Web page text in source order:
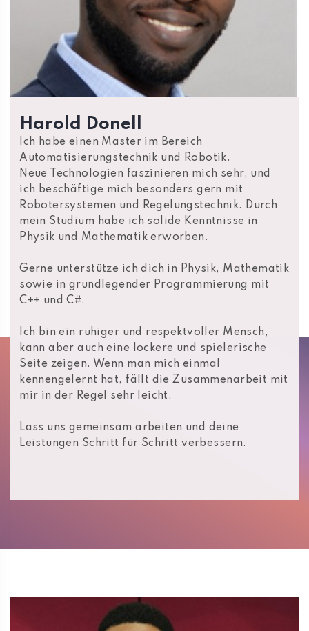
Harold Donell
Ich habe einen Master im Bereich
Automatisierungstechnik und Robotik.
Neue Technologien faszinieren mich sehr, und
ich beschäftige mich besonders gern mit
Robotersystemen und Regelungstechnik. Durch
mein Studium habe ich solide Kenntnisse in
Physik und Mathematik erworben.
Gerne unterstütze ich dich in Physik, Mathematik
sowie in grundlegender Programmierung mit
C++ und C#.
Ich bin ein ruhiger und respektvoller Mensch,
kann aber auch eine lockere und spielerische
Seite zeigen. Wenn man mich einmal
kennengelernt hat, fällt die Zusammenarbeit mit
mir in der Regel sehr leicht.
Lass uns gemeinsam arbeiten und deine
Leistungen Schritt für Schritt verbessern.